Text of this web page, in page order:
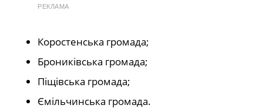
РЕКЛАМА
Коростенська громада;
Брониківська громада;
Піщівська громада;
Ємільчинська громада.